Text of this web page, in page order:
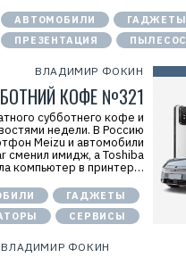
АВТОМОБИЛИ
ГАДЖЕТЫ
ПРЕЗЕНТАЦИЯ
ПЫЛЕСОС
ВЛАДИМИР ФОКИН
КОФЕ №321
субботнего кофе и
недели. В Россию
Meizu и автомобили
сменил имидж, а Toshiba
компьютер в принтер…
ГАДЖЕТЫ
СЕРВИСЫ
ВЛАДИМИР ФОКИН